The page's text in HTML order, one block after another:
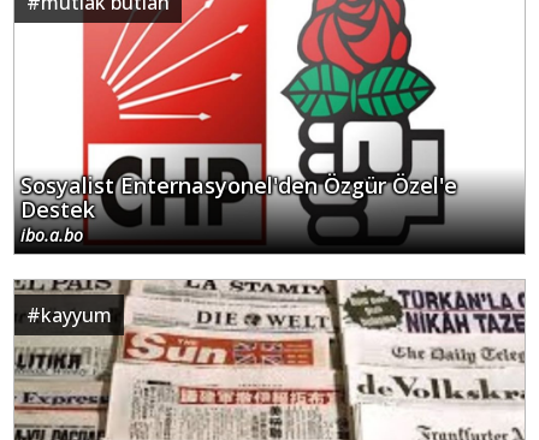
Sosyalist Enternasyonel'den Özgür Özel'e
Destek
ibo.a.bo
#kayyum